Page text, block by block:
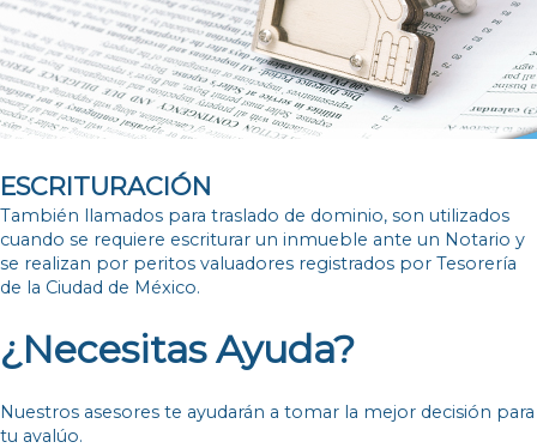
ESCRITURACIÓN
También llamados para traslado de dominio, son utilizados
cuando se requiere escriturar un inmueble ante un Notario y
se realizan por peritos valuadores registrados por Tesorería
de la Ciudad de México.
¿Necesitas Ayuda?
Nuestros asesores te ayudarán a tomar la mejor decisión para
tu avalúo.